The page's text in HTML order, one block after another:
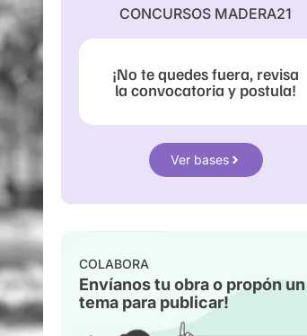
CONCURSOS MADERA21
¡No te quedes fuera, revisa
la convocatoria y postula!
Ver bases
COLABORA
Envíanos tu obra o propón un
tema para publicar!